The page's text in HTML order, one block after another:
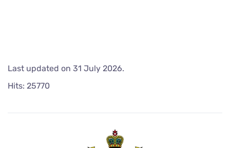
Last updated on 31 July 2026.
Hits: 25770